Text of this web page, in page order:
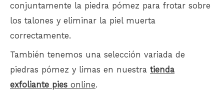
conjuntamente la piedra pómez para frotar sobre
los talones y eliminar la piel muerta
correctamente.
También tenemos una selección variada de
piedras pómez y limas en nuestra tienda
exfoliante pies online.